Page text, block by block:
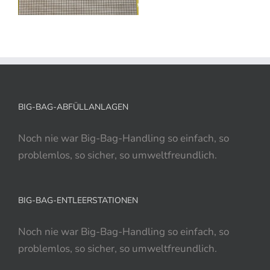
BIG-BAG-ABFÜLLANLAGEN
Noch nie war Big-Bag-Handling so einfach, so
problemlos, so sicher, so umweltfreundlich.
BIG-BAG-ENTLEERSTATIONEN
Noch nie war Big-Bag-Handling so einfach, so
problemlos, so sicher, so umweltfreundlich.